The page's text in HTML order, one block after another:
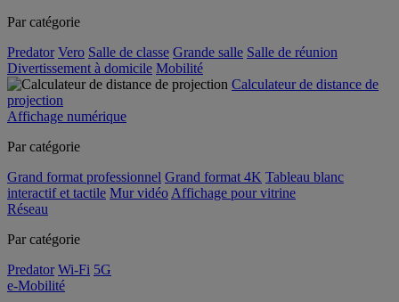
Par catégorie
Predator Vero Salle de classe Grande salle Salle de réunion
Divertissement à domicile Mobilité
Calculateur de distance de
projection
Affichage numérique
Par catégorie
Grand format professionnel Grand format 4K Tableau blanc
interactif et tactile Mur vidéo Affichage pour vitrine
Réseau
Par catégorie
Predator Wi-Fi 5G
e-Mobilité